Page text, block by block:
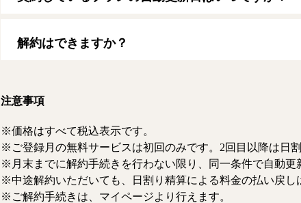
VISA/MasterCard/JCB/American Express/Diners Club
す。
解約はできますか？
注意事項
価格はすべて税込表示です。
ご登録月の無料サービスは初回のみです。2回目以降は日
月末までに解約手続きを行わない限り、同一条件で自動更
中途解約いただいても、日割り精算による料金の払い戻し
ご解約手続きは、マイページより行えます。